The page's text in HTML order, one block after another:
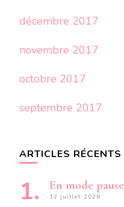
décembre 2017
novembre 2017
octobre 2017
septembre 2017
ARTICLES RÉCENTS
En mode pause
12 juillet 2026